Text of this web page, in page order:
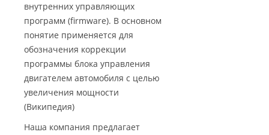
внутренних управляющих
программ (firmware). В основном
понятие применяется для
обозначения коррекции
программы блока управления
двигателем автомобиля с целью
увеличения мощности
(Википедия)
Наша компания предлагает